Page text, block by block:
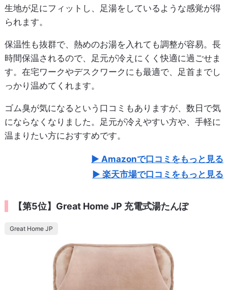
生地が足にフィットし、足湯をしているような感覚が得
られます。
保温性も抜群で、熱めのお湯を入れても調整が容易。長
時間保温されるので、足元が冷えにくく快適に過ごせま
す。在宅ワークやデスクワークにも最適で、足首までし
っかり温めてくれます。
ゴム臭が気になるという口コミもありますが、数日で気
にならなくなりました。足元が冷えやすい方や、手軽に
温まりたい方におすすめです。
Amazonで口コミをもっと見る
楽天市場で口コミをもっと見る
【第5位】Great Home JP 充電式湯たんぽ
Great Home JP